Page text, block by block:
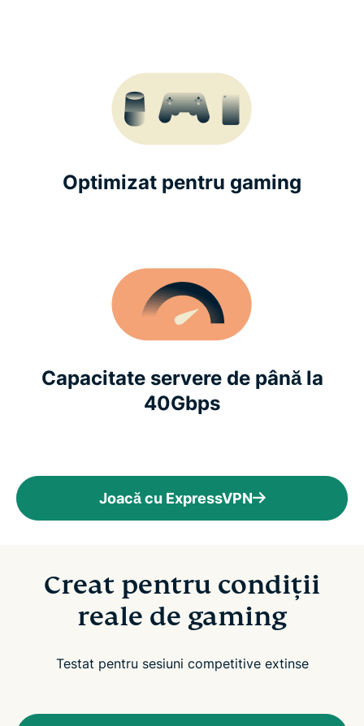
Optimizat pentru gaming
Capacitate servere de până la
40Gbps
Joacă cu ExpressVPN
Creat pentru condiții
reale de gaming
Testat pentru sesiuni competitive extinse